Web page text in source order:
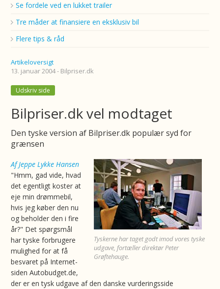
Se fordele ved en lukket trailer
Tre måder at finansiere en eksklusiv bil
Flere tips & råd
Artikeloversigt
13. januar 2004 - Bilpriser.dk
Udskriv side
Bilpriser.dk vel modtaget
Den tyske version af Bilpriser.dk populær syd for
grænsen
Tyskerne har taget godt imod vores tyske
udgave, fortæller direktør Peter
Grøftehauge.
Af Jeppe Lykke Hansen
"Hmm, gad vide, hvad
det egentligt koster at
eje min drømmebil,
hvis jeg køber den nu
og beholder den i fire
år?" Det spørgsmål
har tyske forbrugere
mulighed for at få
besvaret på Internet-
siden Autobudget.de,
der er en tysk udgave af den danske vurderingsside